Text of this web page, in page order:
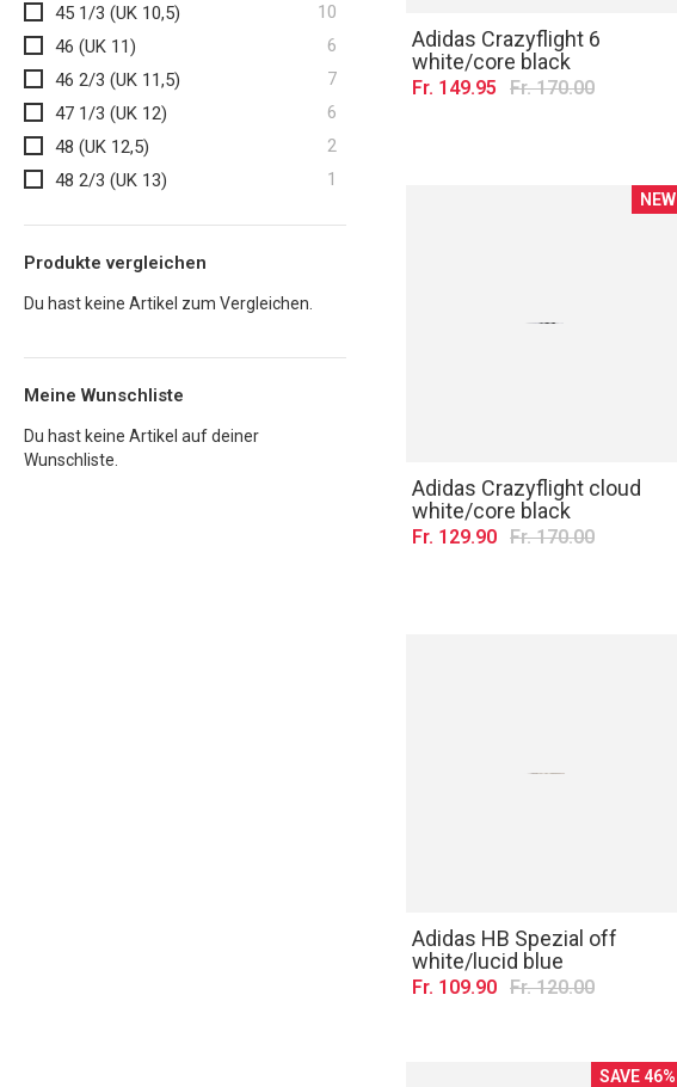
Adidas Crazyflight 6
white/core black
Fr. 149.95 Fr. 170.00
NEW
Adidas Crazyflight cloud
white/core black
Fr. 129.90 Fr. 170.00
Adidas HB Spezial off
white/lucid blue
Fr. 109.90 Fr. 120.00
SAVE 46%
45 1/3 (UK 10,5)
10
46 (UK 11)
6
46 2/3 (UK 11,5)
7Artikel
47 1/3 (UK 12)
6
48 (UK 12,5)
2
48 2/3 (UK 13)
1
Produkte vergleichen
Du hast keine Artikel zum Vergleichen.
Meine Wunschliste
Du hast keine Artikel auf deiner
Wunschliste.